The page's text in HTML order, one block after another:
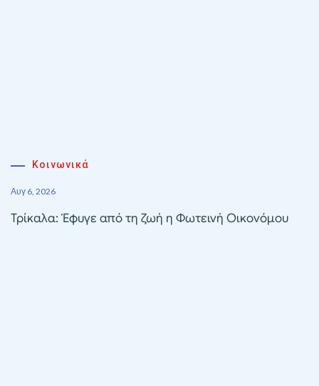
Κοινωνικά
Αυγ 6, 2026
Τρίκαλα: Έφυγε από τη ζωή η Φωτεινή Οικονόμου